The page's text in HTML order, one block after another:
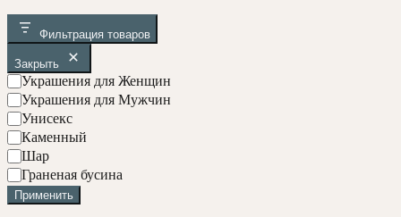
Фильтрация товаров
Закрыть
У
к
р
а
ш
е
н
я
Украшения для Женщин
Украшения для Мужчин
Унисекс
С
о
с
т
а
Каменный
Ф
о
р
м
Шар
Граненая бусина
Применить